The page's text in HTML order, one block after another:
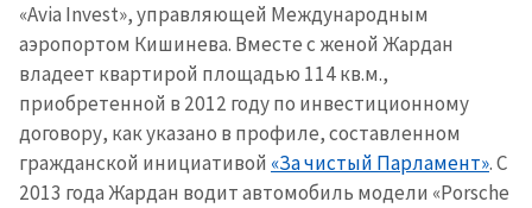
«Avia Invest», управляющей Международным
аэропортом Кишинева. Вместе с женой Жардан
владеет квартирой площадью 114 кв.м.,
приобретенной в 2012 году по инвестиционному
договору, как указано в профиле, составленном
гражданской инициативой «За чистый Парламент». С
2013 года Жардан водит автомобиль модели «Porsche